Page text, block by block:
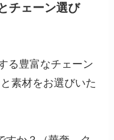
チェーン選び
る豊富なチェーン
素材をお選びいた